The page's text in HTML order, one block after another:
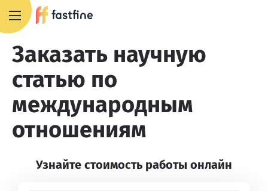
Заказать научную
статью по
международным
отношениям
Узнайте стоимость работы онлайн